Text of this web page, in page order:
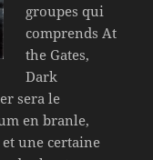
groupes qui
comprends At
the Gates,
Dark
sera le
en branle,
une certaine